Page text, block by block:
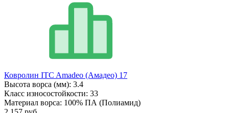
Ковролин ITC Amadeo (Амадео) 17
Высота ворса (мм): 3.4
Класс износостойкости: 33
Материал ворса: 100% ПА (Полиамид)